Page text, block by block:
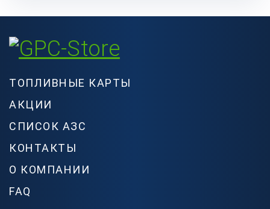
ТОПЛИВНЫЕ КАРТЫ
АКЦИИ
СПИСОК АЗС
КОНТАКТЫ
О КОМПАНИИ
FAQ